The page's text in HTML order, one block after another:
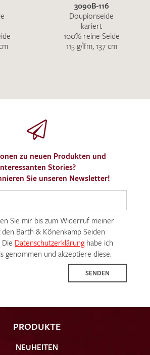
3090B-116
Doupionseide
kariert
100% reine Seide
115 g/lfm, 137 cm
zu neuen Produkten und
Stories?
Sie unseren Newsletter!
Sie mir bis zum Widerruf meiner
den Barth & Könenkamp Seiden
Datenschutzerklärunghabe ich
genommen und akzeptiere diese.
SENDEN
PRODUKTE
NEUHEITEN